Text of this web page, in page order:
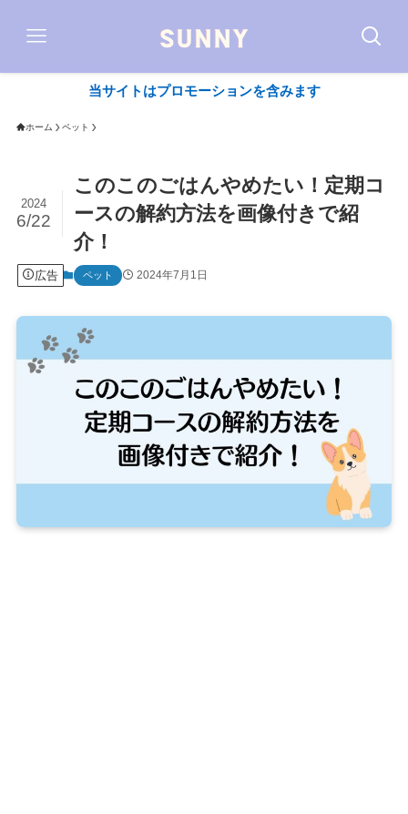
当サイトはプロモーションを含みます
ホーム ペット
このこのごはんやめたい！定期コ
ースの解約方法を画像付きで紹
介！
2024
6/22
広告 ペット 2024年7月1日